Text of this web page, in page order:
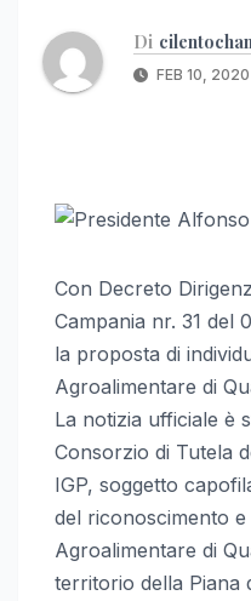
Di
FEB 10, 2020
Con Decreto
Campania nr. 31 del
la proposta di
Agroalimentare di
La notizia ufficiale è
Consorzio di Tutela
IGP, soggetto
del riconoscimento
Agroalimentare di
territorio della Piana